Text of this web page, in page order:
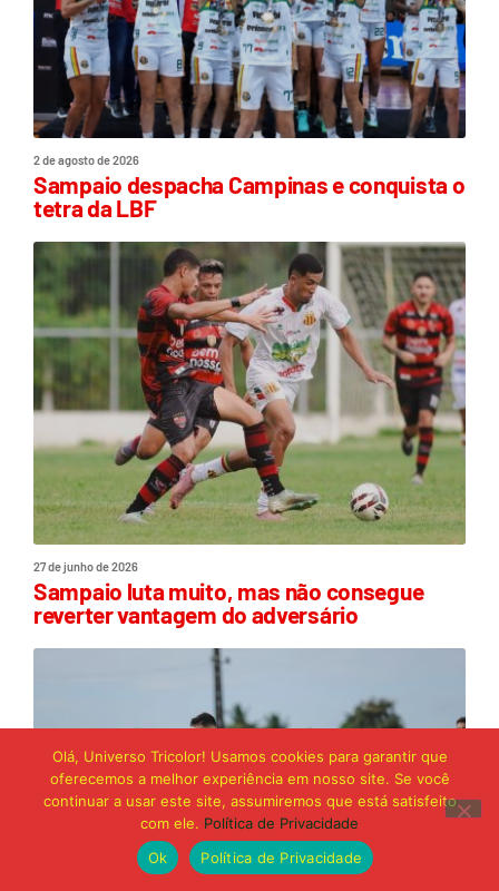
2 de agosto de 2026
Sampaio despacha Campinas e conquista o
tetra da LBF
27 de junho de 2026
Sampaio luta muito, mas não consegue
reverter vantagem do adversário
Olá, Universo Tricolor! Usamos cookies para garantir que
oferecemos a melhor experiência em nosso site. Se você
continuar a usar este site, assumiremos que está satisfeito
com ele. Política de Privacidade
Ok
Política de Privacidade